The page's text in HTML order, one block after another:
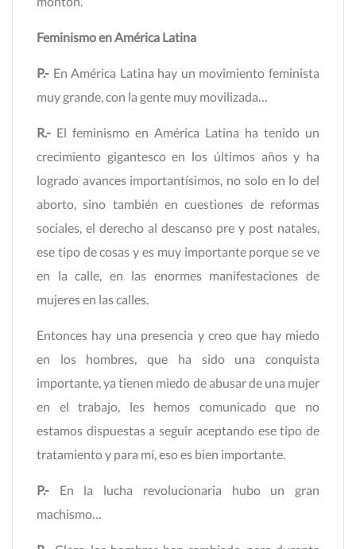
Feminismo en América Latina
P.- En América Latina hay un movimiento feminista
muy grande, con la gente muy movilizada…
R.- El feminismo en América Latina ha tenido un
crecimiento gigantesco en los últimos años y ha
logrado avances importantísimos, no solo en lo del
aborto, sino también en cuestiones de reformas
sociales, el derecho al descanso pre y post natales,
ese tipo de cosas y es muy importante porque se ve
en la calle, en las enormes manifestaciones de
mujeres en las calles.
Entonces hay una presencia y creo que hay miedo
en los hombres, que ha sido una conquista
importante, ya tienen miedo de abusar de una mujer
en el trabajo, les hemos comunicado que no
estamos dispuestas a seguir aceptando ese tipo de
tratamiento y para mí, eso es bien importante.
P.- En la lucha revolucionaria hubo un gran
machismo…